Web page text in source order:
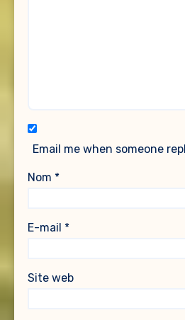
Email me when someone
Nom *
E-mail *
Site web